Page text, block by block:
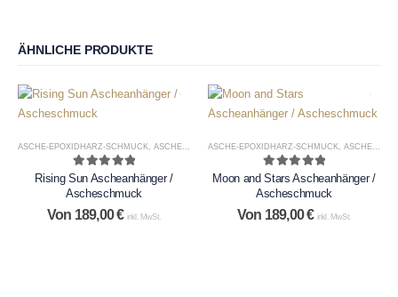
ÄHNLICHE PRODUKTE
ASCHE-EPOXIDHARZ-SCHMUCK ASCHESCHMUCK
5.00out of 5
Rising Sun Ascheanhänger /
Ascheschmuck
Von 189,00€ inkl. MwSt.
ASCHE-EPOXIDHARZ-SCHMUCK ASCHESCHMUCK
5.00out of 5
Moon and Stars Ascheanhänger /
Ascheschmuck
Von 189,00€ inkl. MwSt.